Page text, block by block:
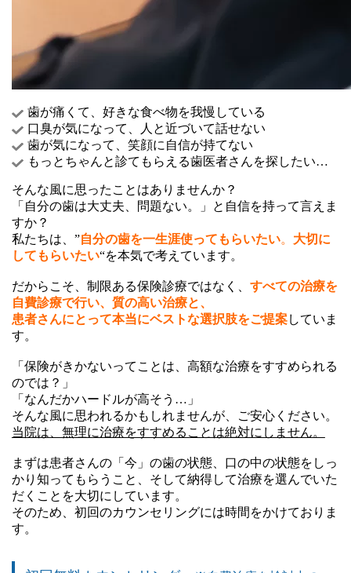
歯が痛くて、好きな食べ物を我慢している
口臭が気になって、人と近づいて話せない
歯が気になって、笑顔に自信が持てない
もっとちゃんと診てもらえる歯医者さんを探したい…
そんな風に思ったことはありませんか？
「自分の歯は大丈夫、問題ない。」と 自信を持って言えま
すか？
私たちは、”自分の歯を一生涯使ってもらいたい。 大切に
してもらいたい“を本気で考えています。
だからこそ、制限ある保険診療ではなく、 すべての治療を
自費診療で行い、質の高い治療と、
患者さんにとって本当にベストな選択肢をご提案していま
す。
「保険がきかないってことは、高額な治療をすすめられる
のでは？」
「なんだかハードルが高そう…」
そんな風に思われるかもしれませんが、ご安心ください。
当院は、無理に治療をすすめることは絶対にしません。
まずは患者さんの「今」の歯の状態、口の中の状態をしっ
かり知ってもらうこと、そして納得して治療を選んでいた
だくことを大切にしています。
そのため、初回のカウンセリングには時間をかけておりま
す。